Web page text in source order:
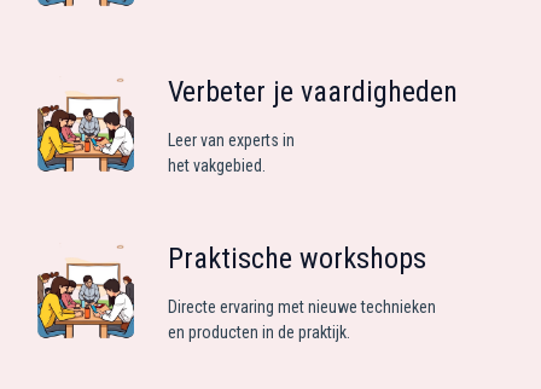
Verbeter je vaardigheden
Leer van experts in
het vakgebied.
Praktische workshops
Directe ervaring met nieuwe technieken
en producten in de praktijk.